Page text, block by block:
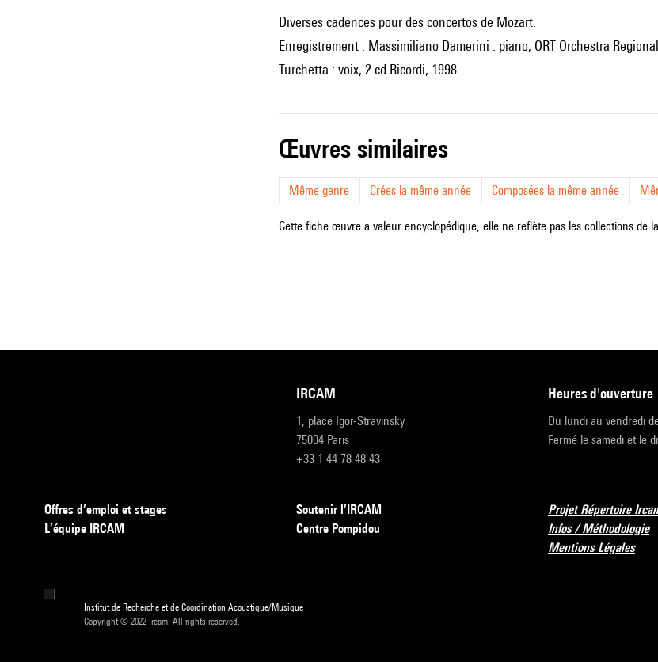
Diverses cadences pour des concertos de Mozart.
Enregistrement : Massimiliano Damerini : piano, ORT Orchestra
Turchetta : voix, 2 cd Ricordi, 1998.
œuvres similaires
Même genre Crées la même année Composées la même année
Cette fiche œuvre a valeur encyclopédique, elle ne reflète pas les collections
IRCAM
1, place Igor-Stravinsky
75004 Paris
+33 1 44 78 48 43
heures d'ouverture
Du lundi au vendredi
Fermé le samedi et le
Offres d’emploi et stages
L’équipe IRCAM
Soutenir l’IRCAM
Centre Pompidou
Projet Répertoire
Infos / Méthodologie
Mentions Légales
Institut de Recherche et de Coordination Acoustique/Musique
Copyright © 2022 Ircam. All rights reserved.